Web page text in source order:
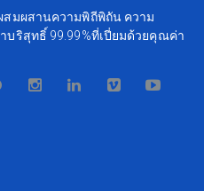
มผสานความพิถีพิถัน ความ
ริสุทธิ์ 99.99%ที่เปี่ยมด้วยคุณค่า